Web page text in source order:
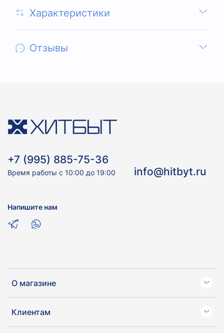
Характеристики
Отзывы
О магазине
Клиентам
+7 (995) 885-75-36
Время работы с 10:00 до 19:00 info@hitbyt.ru
Напишите нам